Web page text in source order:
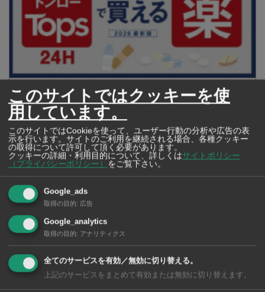
【タイ・バンコク】 マルシェトンロー内の「TOPS」で買える薬
2026年版
【タイ・バンコク】 コンビニ（セブンイレブン）で買える薬 2026年
このサイトではクッキーを使
用しています。
このサイトではCookieを使って、ユーザー行動の分析や広告の表
示を行います。サイトのご利用を継続される場合、各種クッキー
の取得について許可して頂く必要があります。
クッキーの詳細・利用目的について、詳しくはサイトポリシー
（プライバシーポリシー）
をご覧下さい。
Google_ads
取得の目的: 広告
Google_analytics
取得の目的: アナリティクス
全てのサービスを有効／無効に切り替える。
上記のサービスをまとめて有効または無効に切り替えます。